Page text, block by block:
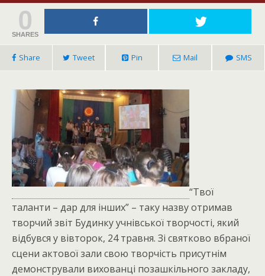
0
SHARES
Share Tweet Pin Mail SMS
“Твої
таланти – дар для інших” – таку назву отримав
творчий звіт Будинку учнівської творчості, який
відбувся у вівторок, 24 травня. Зі святково вбраної
сцени актової зали свою творчість присутнім
демонстрували вихованці позашкільного закладу,